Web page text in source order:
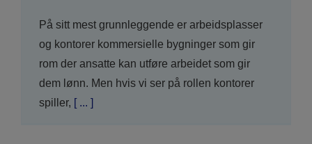
På sitt mest grunnleggende er arbeidsplasser
og kontorer kommersielle bygninger som gir
rom der ansatte kan utføre arbeidet som gir
dem lønn. Men hvis vi ser på rollen kontorer
spiller, [ ... ]